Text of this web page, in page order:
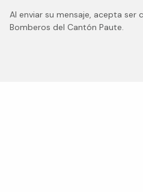
Al enviar su mensaje, acepta
Bomberos del Cantón Paute.